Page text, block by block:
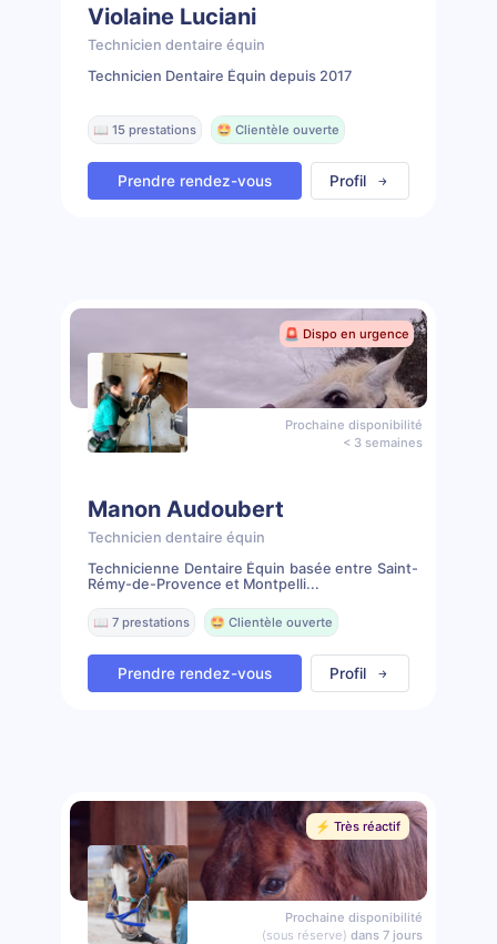
Violaine Luciani
Technicien dentaire équin
Technicien Dentaire Équin depuis 2017
📖 15 prestations 🤩 Clientèle ouverte
Prendre rendez-vous Profil
🚨 Dispo en urgence
Prochaine disponibilité
< 3 semaines
Manon Audoubert
Technicien dentaire équin
Technicienne Dentaire Équin basée entre Saint-
Rémy-de-Provence et Montpelli...
📖 7 prestations 🤩 Clientèle ouverte
Prendre rendez-vous Profil
⚡️ Très réactif
Prochaine disponibilité
(sous réserve) dans 7 jours